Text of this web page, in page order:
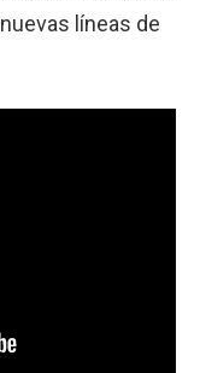
líneas de